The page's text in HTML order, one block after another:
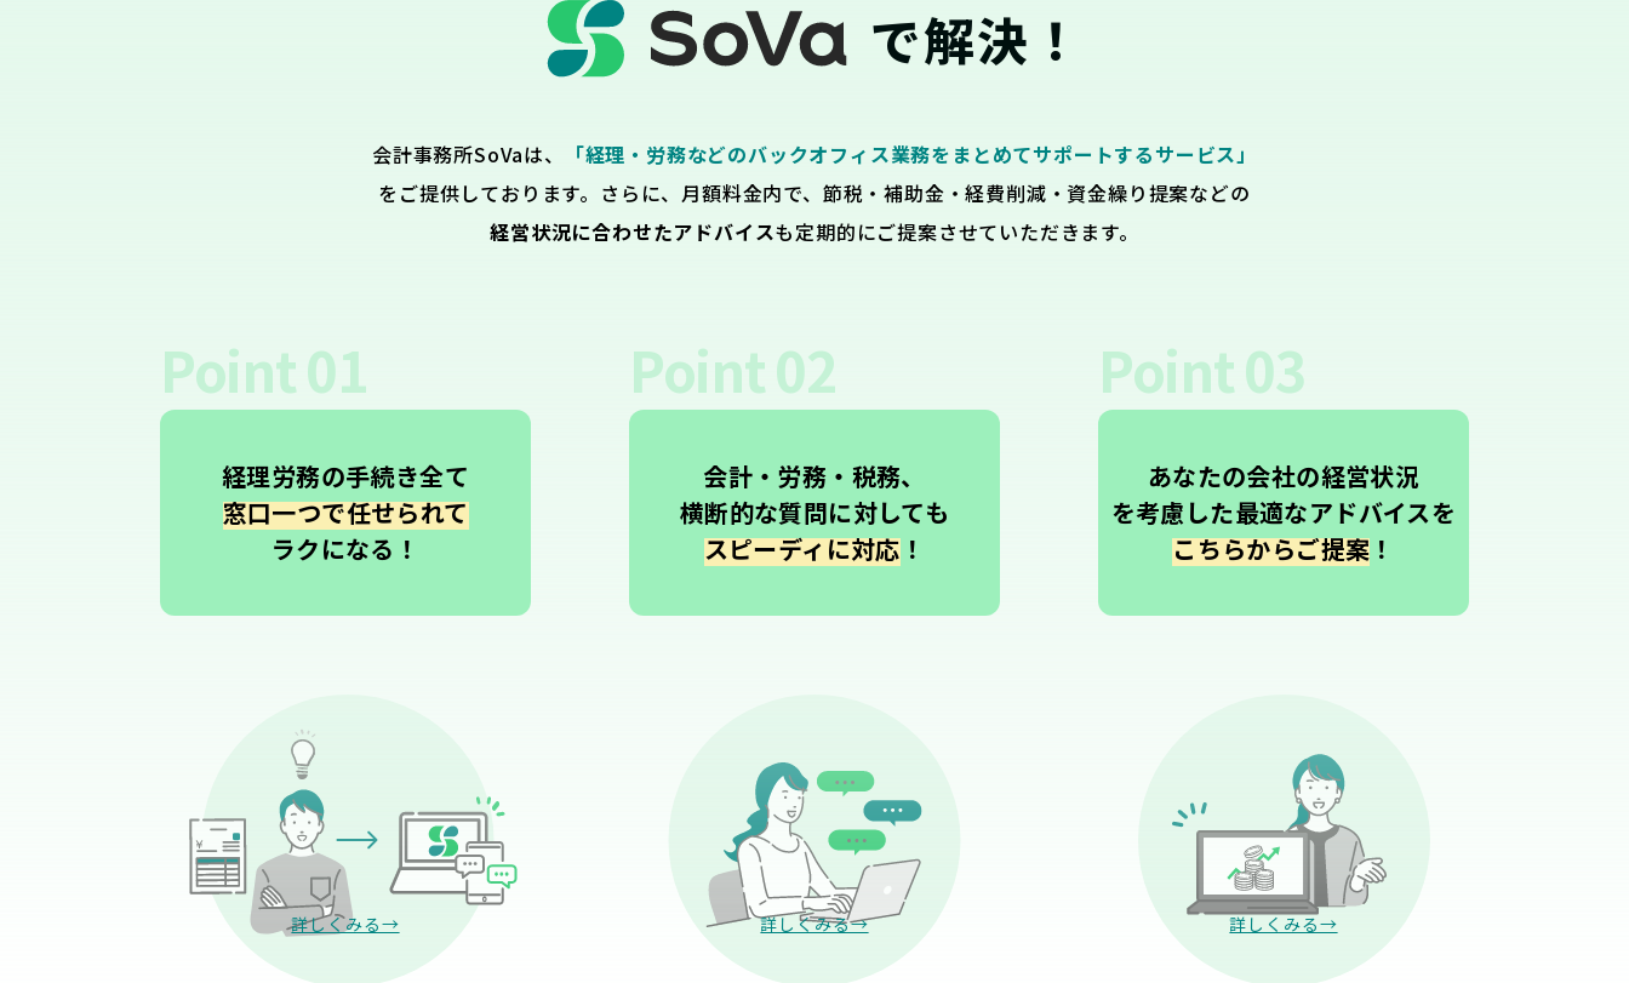
で解決！
会計事務所SoVaは、
「経理・労務などのバックオフィス業務をまとめてサポートするサービス」
をご提供しております。さらに、月額料金内で、節税・補助金・経費削減・資金繰り提案などの
経営状況に合わせたアドバイスも定期的にご提案させていただきます。
Point01
経理労務の手続き全て
窓口一つで任せられて
ラクになる！
詳しくみる→
Point02
会計・労務・税務、
横断的な質問に対しても
スピーディに対応！
詳しくみる→
Point03
あなたの会社の経営状況
を考慮した最適なアドバイスを
こちらからご提案 ！
詳しくみる→